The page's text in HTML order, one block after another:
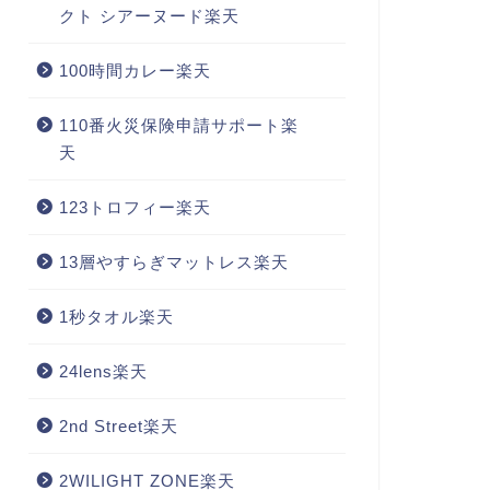
クト シアーヌード楽天
100時間カレー楽天
110番火災保険申請サポート楽
天
123トロフィー楽天
13層やすらぎマットレス楽天
1秒タオル楽天
24lens楽天
2nd Street楽天
2WILIGHT ZONE楽天